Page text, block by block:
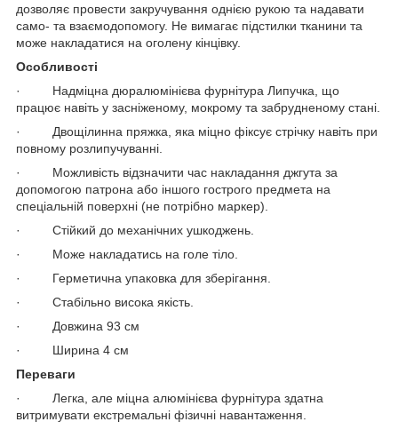
дозволяє провести закручування однією рукою та надавати
само- та взаємодопомогу. Не вимагає підстилки тканини та
може накладатися на оголену кінцівку.
Особливості
· Надміцна дюралюмінієва фурнітура Липучка, що
працює навіть у засніженому, мокрому та забрудненому стані.
· Двощілинна пряжка, яка міцно фіксує стрічку навіть при
повному розлипучуванні.
· Можливість відзначити час накладання джгута за
допомогою патрона або іншого гострого предмета на
спеціальній поверхні (не потрібно маркер).
· Стійкий до механічних ушкоджень.
· Може накладатись на голе тіло.
· Герметична упаковка для зберігання.
· Стабільно висока якість.
· Довжина 93 см
· Ширина 4 см
Переваги
· Легка, але міцна алюмінієва фурнітура здатна
витримувати екстремальні фізичні навантаження.